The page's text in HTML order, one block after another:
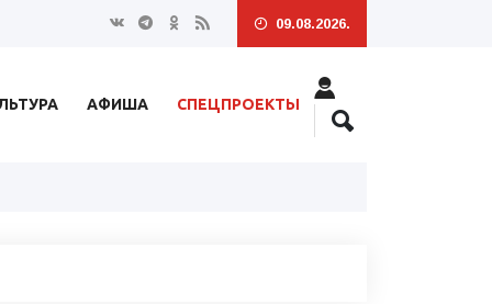
09.08.2026.
АФИША СПЕЦПРОЕКТЫ